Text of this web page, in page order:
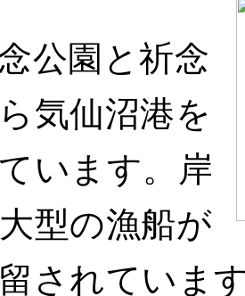
公園と祈念
気仙沼港を
います。岸
型の漁船が
されていま